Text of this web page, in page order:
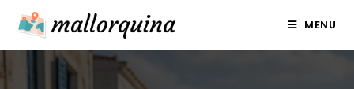
content
MENU